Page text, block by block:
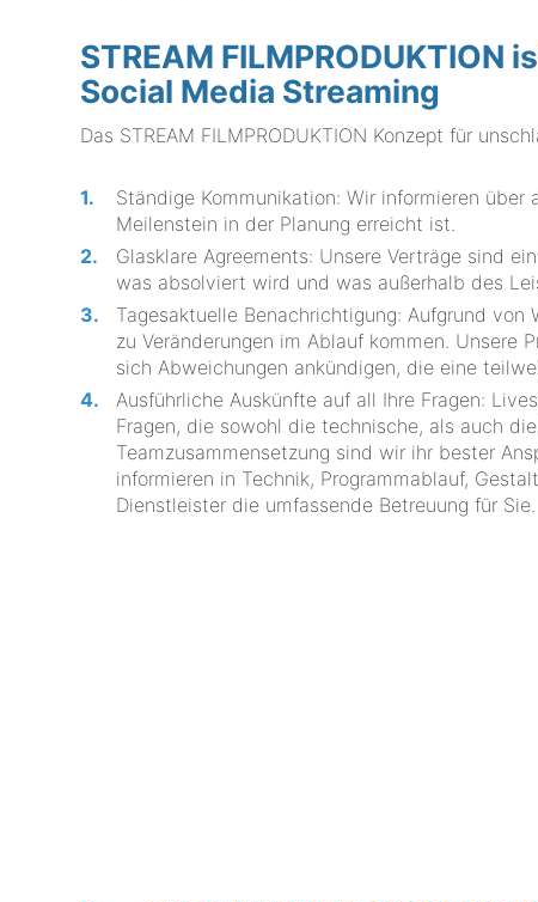
STREAM
Social Media Streaming
Das STREAM FILMPRODUKTION Konzept für
Ständige Kommunikation: Wir informieren
Meilenstein in der Planung erreicht ist.
Glasklare Agreements: Unsere Verträge sind
was absolviert wird und was außerhalb des
Tagesaktuelle Benachrichtigung: Aufgrund
zu Veränderungen im Ablauf kommen. Unsere
sich Abweichungen ankündigen, die eine
Ausführliche Auskünfte auf all Ihre Fragen:
Fragen, die sowohl die technische, als auch
Teamzusammensetzung sind wir ihr bester
informieren in Technik, Programmablauf,
Dienstleister die umfassende Betreuung für Sie.